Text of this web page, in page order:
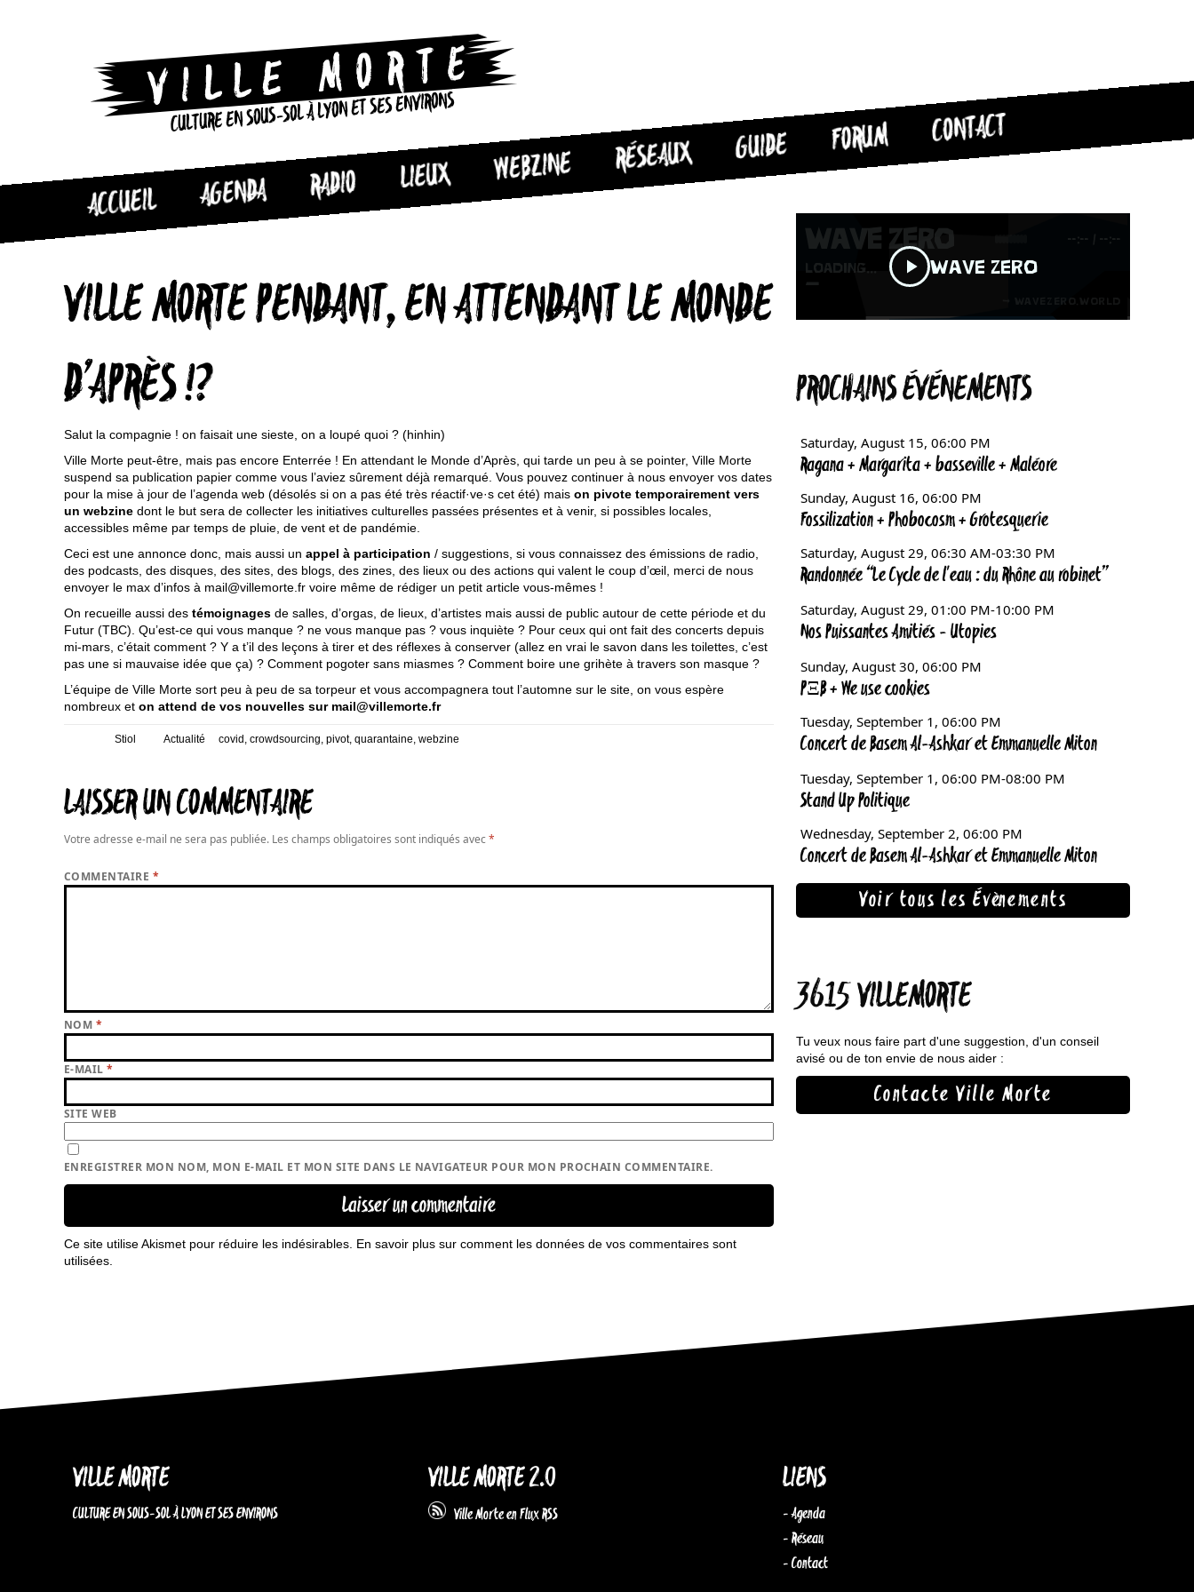
CULTURE EN SOUS-SOL À LYON ET SES ENVIRONS
ACCUEIL AGENDA RADIO LIEUX WEBZINE RÉSEAUX GUIDE FORUM CONTACT
VILLE MORTE PENDANT, EN ATTENDANT LE MONDE
D’APRÈS !?
Salut la compagnie ! on faisait une sieste, on a loupé quoi ? (hinhin)
Ville Morte peut-être, mais pas encore Enterrée ! En attendant le Monde d’Après, qui tarde un peu à se pointer, Ville Morte
suspend sa publication papier comme vous l’aviez sûrement déjà remarqué. Vous pouvez continuer à nous envoyer vos dates
pour la mise à jour de l’agenda web (désolés si on a pas été très réactif·ve·s cet été) mais on pivote temporairement vers
un webzine dont le but sera de collecter les initiatives culturelles passées présentes et à venir, si possibles locales,
accessibles même par temps de pluie, de vent et de pandémie.
Ceci est une annonce donc, mais aussi un appel à participation / suggestions, si vous connaissez des émissions de radio,
des podcasts, des disques, des sites, des blogs, des zines, des lieux ou des actions qui valent le coup d’œil, merci de nous
envoyer le max d’infos à mail@villemorte.fr voire même de rédiger un petit article vous-mêmes !
On recueille aussi des témoignages de salles, d’orgas, de lieux, d’artistes mais aussi de public autour de cette période et du
Futur (TBC). Qu’est-ce qui vous manque ? ne vous manque pas ? vous inquiète ? Pour ceux qui ont fait des concerts depuis
mi-mars, c’était comment ? Y a t’il des leçons à tirer et des réflexes à conserver (allez en vrai le savon dans les toilettes, c’est
pas une si mauvaise idée que ça) ? Comment pogoter sans miasmes ? Comment boire une grihète à travers son masque ?
L’équipe de Ville Morte sort peu à peu de sa torpeur et vous accompagnera tout l’automne sur le site, on vous espère
nombreux et on attend de vos nouvelles sur mail@villemorte.fr
Auteur
Stiol Catégories
Actualité
Mots-
covid ,crowdsourcing,pivot,quarantaine,webzine
LAISSER UN COMMENTAIRE
Votre adresse e-mail ne sera pas publiée. Les champs obligatoires sont indiqués avec*
COMMENTAIRE *
NOM *
E-MAIL*
SITE WEB
ENREGISTRER MON NOM, MON E-MAIL ET MON SITE DANS LE NAVIGATEUR POUR MON PROCHAIN COMMENTAIRE.
Ce site utilise Akismet pour réduire les indésirables. En savoir plus sur comment les données de vos commentaires sont
utilisées
PROCHAINS ÉVÉNEMENTS
Voir tous les Évènements
3615 VILLEMORTE
Tu veux nous faire part d'une suggestion, d'un conseil
avisé ou de ton envie de nous aider :
Contacte Ville Morte
VILLE MORTE
CULTURE EN SOUS-SOL À LYON ET SES ENVIRONS
VILLE MORTE 2.0
Ville Morte en Flux RSS
LIENS
- Agenda
- Réseau
- Contact